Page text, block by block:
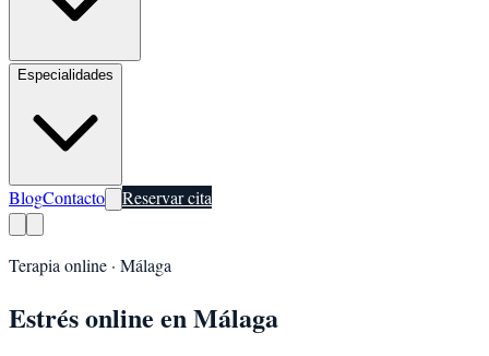
Especialidades
BlogContacto Reservar cita
Terapia online · Málaga
Estrésonline enMálaga